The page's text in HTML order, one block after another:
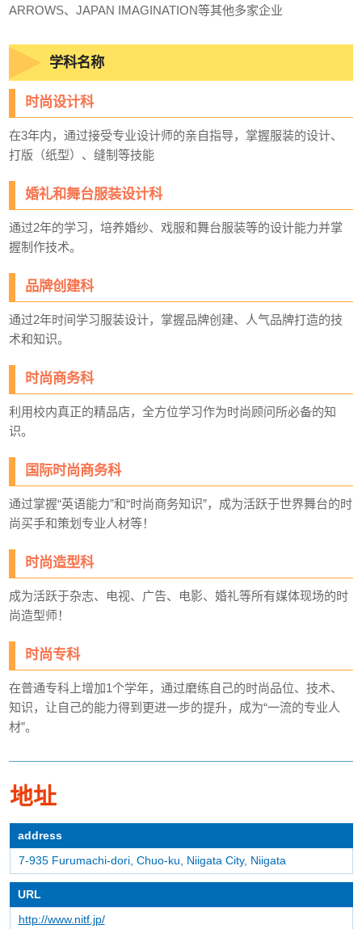
ARROWS、JAPAN IMAGINATION等其他多家企业
学科名称
时尚设计科
在3年内，通过接受专业设计师的亲自指导，掌握服装的设计、
打版（纸型）、缝制等技能
婚礼和舞台服装设计科
通过2年的学习，培养婚纱、戏服和舞台服装等的设计能力并掌
握制作技术。
品牌创建科
通过2年时间学习服装设计，掌握品牌创建、人气品牌打造的技
术和知识。
时尚商务科
利用校内真正的精品店，全方位学习作为时尚顾问所必备的知
识。
国际时尚商务科
通过掌握“英语能力”和“时尚商务知识”，成为活跃于世界舞台的时
尚买手和策划专业人材等！
时尚造型科
成为活跃于杂志、电视、广告、电影、婚礼等所有媒体现场的时
尚造型师！
时尚专科
在普通专科上增加1个学年，通过磨练自己的时尚品位、技术、
知识，让自己的能力得到更进一步的提升，成为“一流的专业人
材”。
地址
address
7-935 Furumachi-dori, Chuo-ku, Niigata City, Niigata
URL
http://www.nitf.jp/